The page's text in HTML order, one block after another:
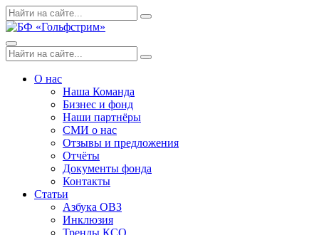
Skip
to
Поиск
по:
Search
Menu
Поиск
по:
Search
О нас
Наша Команда
Бизнес и фонд
Наши партнёры
СМИ о нас
Отзывы и предложения
Отчёты
Документы фонда
Контакты
Статьи
Азбука ОВЗ
Инклюзия
Тренды КСО